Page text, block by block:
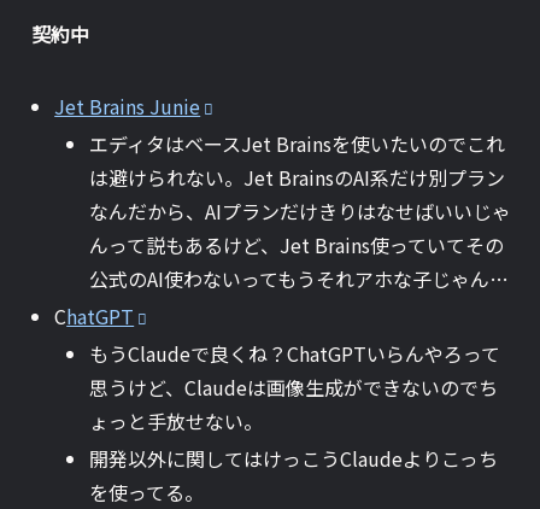
契約中
Jet Brains Junie
エディタはベースJet Brainsを使いたいのでこれ
は避けられない。Jet BrainsのAI系だけ別プラン
なんだから、AIプランだけきりはなせばいいじゃ
んって説もあるけど、Jet Brains使っていてその
公式のAI使わないってもうそれアホな子じゃん…
ChatGPT
もうClaudeで良くね？ChatGPTいらんやろって
思うけど、Claudeは画像生成ができないのでち
ょっと手放せない。
開発以外に関してはけっこうClaudeよりこっち
を使ってる。